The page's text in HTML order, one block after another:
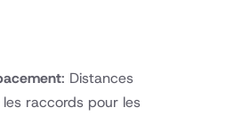
: Distances
raccords pour les